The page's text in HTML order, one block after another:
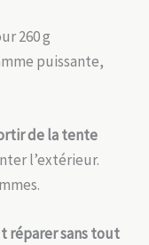
260 g
puissante,
de la tente
l’extérieur.
réparer sans tout